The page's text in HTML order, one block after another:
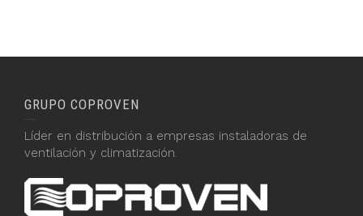
GRUPO COPROVEN
Líder en distribución a empresas instaladoras de
ventilación y climatización.